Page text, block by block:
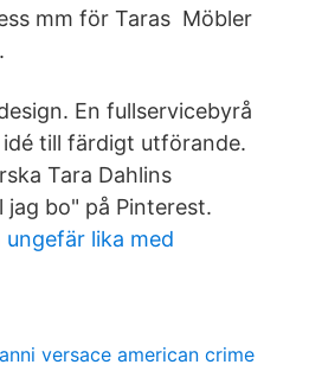
mm för Taras Möbler
En fullservicebyrå
till färdigt utförande.
Tara Dahlins
jag bo" på Pinterest.
lika med
versace american crime